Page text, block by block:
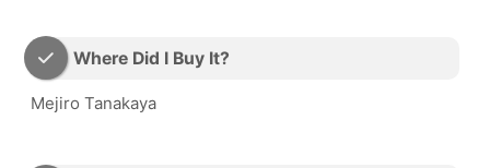
Where Did I Buy It?
Mejiro Tanakaya